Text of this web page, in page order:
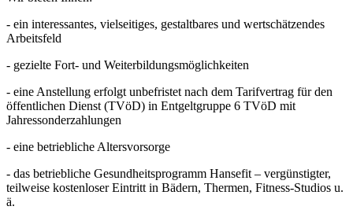
- ein interessantes, vielseitiges, gestaltbares und wertschätzendes
Arbeitsfeld
- gezielte Fort- und Weiterbildungsmöglichkeiten
- eine Anstellung erfolgt unbefristet nach dem Tarifvertrag für den
öffentlichen Dienst (TVöD) in Entgeltgruppe 6 TVöD mit
Jahressonderzahlungen
- eine betriebliche Altersvorsorge
- das betriebliche Gesundheitsprogramm Hansefit – vergünstigter,
teilweise kostenloser Eintritt in Bädern, Thermen, Fitness-Studios u.
ä.